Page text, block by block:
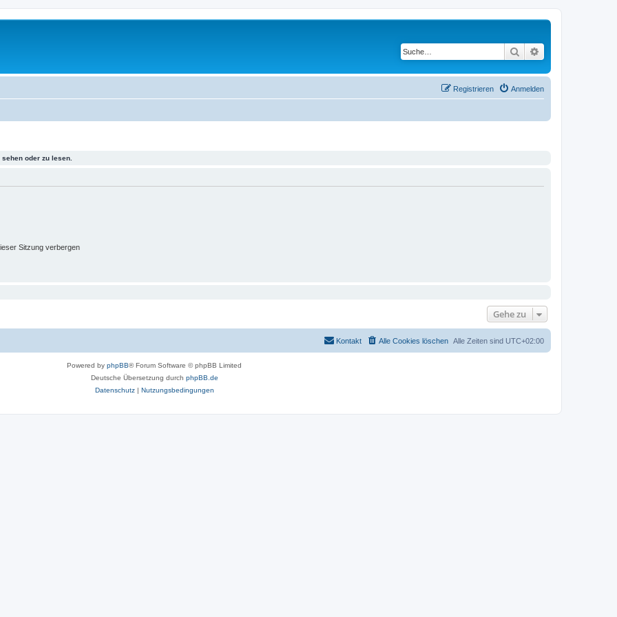
Suche
Anmelden
Registrieren
oder zu lesen.
Sitzung verbergen
Gehe zu
Alle Zeiten sind UTC+02:00
Alle Cookies löschen
Kontakt
Powered by phpBB® Forum Software © phpBB Limited
Deutsche Übersetzung durch phpBB.de
Datenschutz| Nutzungsbedingungen